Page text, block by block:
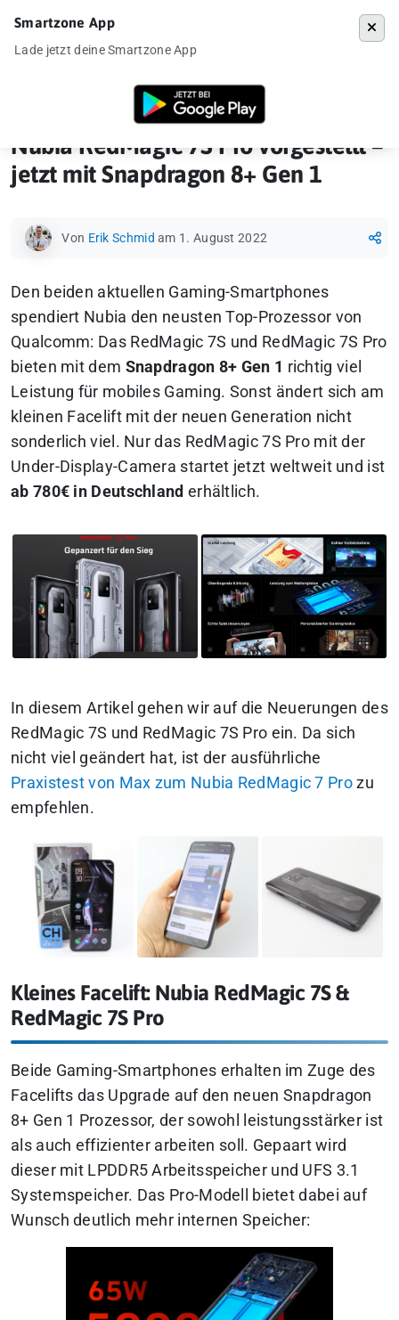
Ankündigung Nubia RedMagic 7S Pro vorgestellt – jetzt
Nubia RedMagic 7S Pro vorgestellt –
jetzt mit Snapdragon 8+ Gen 1
Von Erik Schmid am 1. August 2022
Den beiden aktuellen Gaming-Smartphones
spendiert Nubia den neusten Top-Prozessor von
Qualcomm: Das RedMagic 7S und RedMagic 7S Pro
bieten mit dem Snapdragon 8+ Gen 1 richtig viel
Leistung für mobiles Gaming. Sonst ändert sich am
kleinen Facelift mit der neuen Generation nicht
sonderlich viel. Nur das RedMagic 7S Pro mit der
Under-Display-Camera startet jetzt weltweit und ist
ab 780€ in Deutschland erhältlich.
In diesem Artikel gehen wir auf die Neuerungen des
RedMagic 7S und RedMagic 7S Pro ein. Da sich
nicht viel geändert hat, ist der ausführliche
Praxistest von Max zum Nubia RedMagic 7 Prozu
empfehlen.
Kleines Facelift: Nubia RedMagic 7S &
RedMagic 7S Pro
Beide Gaming-Smartphones erhalten im Zuge des
Facelifts das Upgrade auf den neuen Snapdragon
8+ Gen 1 Prozessor, der sowohl leistungsstärker ist
als auch effizienter arbeiten soll. Gepaart wird
dieser mit LPDDR5 Arbeitsspeicher und UFS 3.1
Systemspeicher. Das Pro-Modell bietet dabei auf
Wunsch deutlich mehr internen Speicher:
Smartzone App
Lade jetzt deine Smartzone App